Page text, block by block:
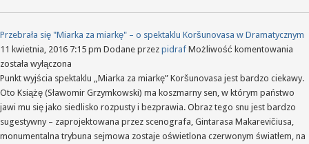
Przebrała się "Miarka za miarkę" – o spektaklu Koršunovasa w Dramatycznym
11 kwietnia, 2016 7:15 pm Dodane przez pidraf Możliwość komentowania
za
o
została wyłączona
Punkt wyjścia spektaklu „Miarka za miarkę” Koršunovasa jest bardzo ciekawy.
Oto Książę (Sławomir Grzymkowski) ma koszmarny sen, w którym państwo
jawi mu się jako siedlisko rozpusty i bezprawia. Obraz tego snu jest bardzo
sugestywny – zaprojektowana przez scenografa, Gintarasa Makarevičiusa,
monumentalna trybuna sejmowa zostaje oświetlona czerwonym światłem, na